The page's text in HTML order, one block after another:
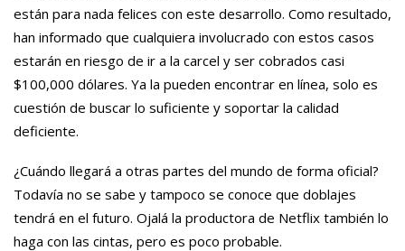
están para nada felices con este desarrollo. Como resultado,
han informado que cualquiera involucrado con estos casos
estarán en riesgo de ir a la carcel y ser cobrados casi
$100,000 dólares. Ya la pueden encontrar en línea, solo es
cuestión de buscar lo suficiente y soportar la calidad
deficiente.
¿Cuándo llegará a otras partes del mundo de forma oficial?
Todavía no se sabe y tampoco se conoce que doblajes
tendrá en el futuro. Ojalá la productora de Netflix también lo
haga con las cintas, pero es poco probable.